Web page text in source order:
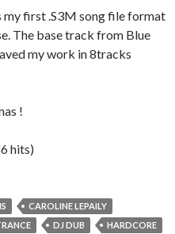
my first .S3M song file format
The base track from Blue
my work in 8tracks
!
hits)
CAROLINE LEPAILY
DJ DUB
HARDCORE